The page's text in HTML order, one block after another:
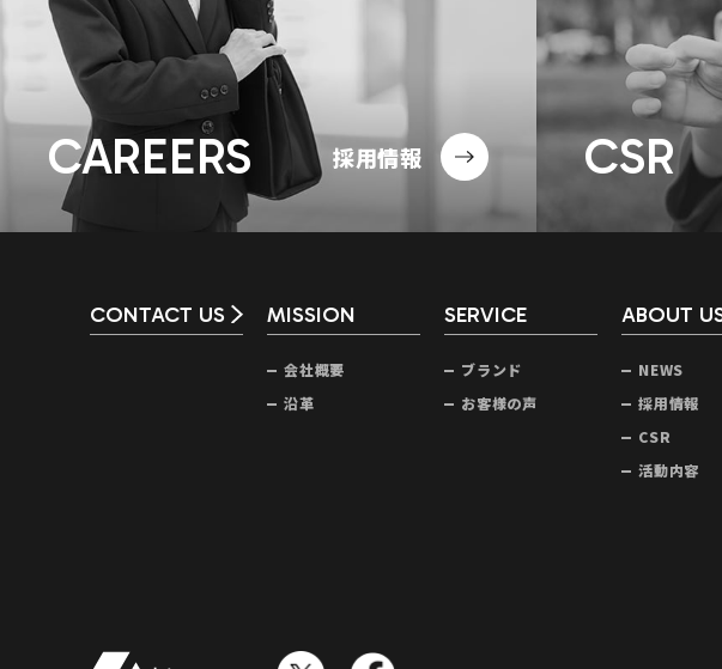
CAREERS 採用情報 CSR
CONTACT US MISSION
会社概要
沿革
SERVICE
ブランド
お客様の声
ABOUT
NEWS
採用情報
CSR
活動内容